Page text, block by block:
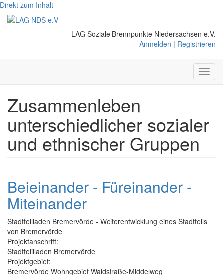
Direkt zum Inhalt
LAG Soziale Brennpunkte Niedersachsen e.V.
Anmelden | Registrieren
Zusammenleben
unterschiedlicher sozialer
und ethnischer Gruppen
Beieinander - Füreinander -
Miteinander
Stadtteilladen Bremervörde - Weiterentwicklung eines Stadtteils
von Bremervörde
Projektanschrift:
Stadtteiilladen Bremervörde
Projektgebiet:
Bremervörde Wohngebiet Waldstraße-Middelweg